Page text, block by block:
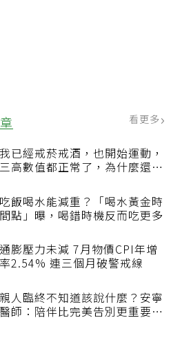
看更多
我已經戒菸戒酒，也開始運動，
三高數值都正常了，為什麼還不
吃飯喝水能減重？「喝水黃金時
間點」曝，喝錯時機反而吃更多
通膨壓力未減 7月物價CPI年增
率2.54% 連三個月破警戒線
親人臨終不知道該說什麼？安寧
醫師：陪伴比完美告別更重要，